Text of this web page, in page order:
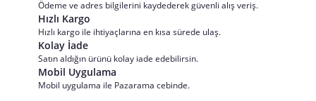
Ödeme ve adres bilgilerini kaydederek güvenli alış veriş.
Hızlı Kargo
Hızlı kargo ile ihtiyaçlarına en kısa sürede ulaş.
Kolay İade
Satın aldığın ürünü kolay iade edebilirsin.
Mobil Uygulama
Mobil uygulama ile Pazarama cebinde.